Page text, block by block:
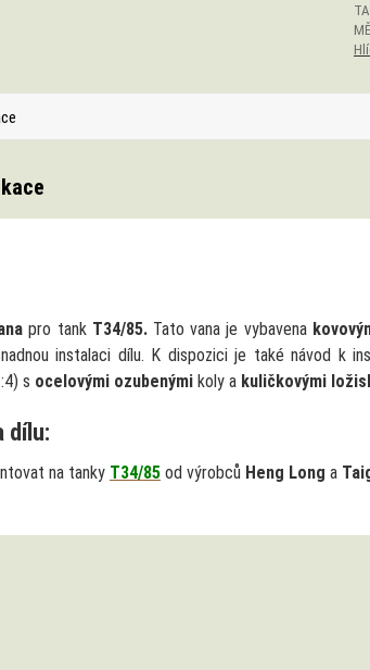
pro tank T34/85. Tato vana je vybavena
instalaci dílu. K dispozici je také návod k
s ocelovými ozubenýmikoly a kuličkovými
dílu:
na tanky T34/85od výrobců Heng Long a